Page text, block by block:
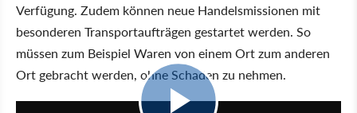
Verfügung. Zudem können neue Handelsmissionen mit
besonderen Transportaufträgen gestartet werden. So
müssen zum Beispiel Waren von einem Ort zum anderen
Ort gebracht werden, ohne Schaden zu nehmen.